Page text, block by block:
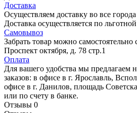
Доставка
Осуществляем доставку во все
Доставка осуществляется по
Самовывоз
Забрать товар можно самостоятельно
Проспект октября, д. 78 стр.1
Оплата
Для вашего удобства мы предлагаем
заказов: в офисе в г. Ярославль,
офисе в г. Данилов, площадь
или по счету в банке.
Отзывы 0